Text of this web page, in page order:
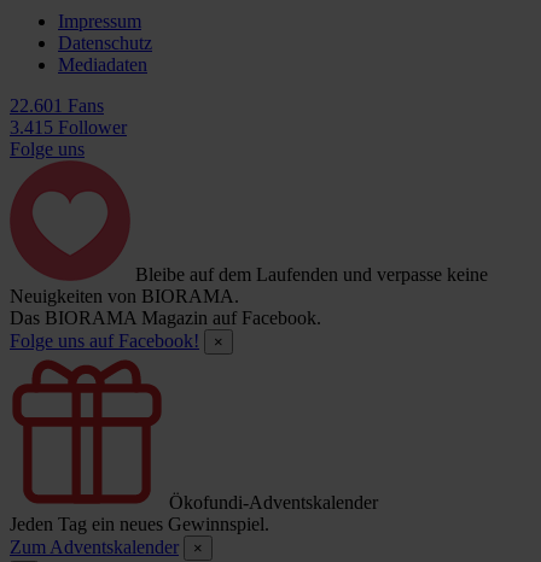
Impressum
Datenschutz
Mediadaten
22.601 Fans
3.415 Follower
Folge uns
Bleibe auf dem Laufenden und verpasse keine
Neuigkeiten von BIORAMA.
Das BIORAMA Magazin auf Facebook.
Folge uns auf Facebook!
×
Ökofundi-Adventskalender
Jeden Tag ein neues Gewinnspiel.
Zum Adventskalender
×